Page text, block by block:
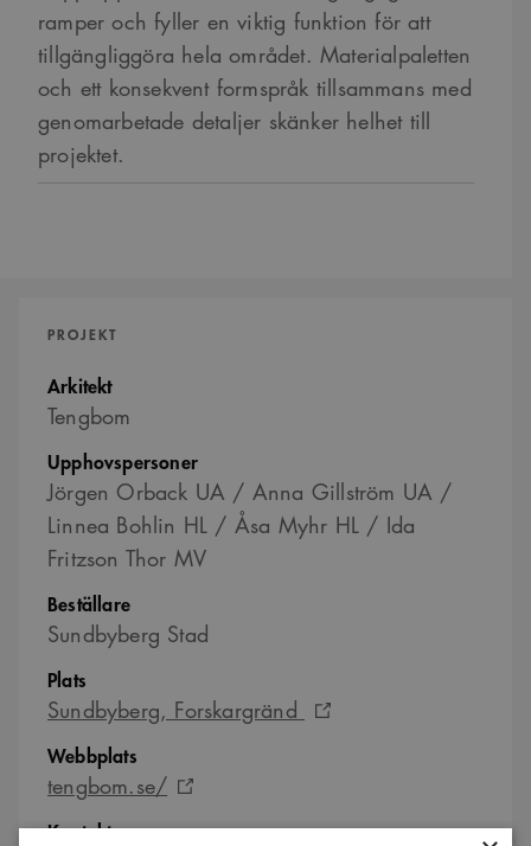
ramper och fyller en viktig funktion för att
tillgängliggöra hela området. Materialpaletten
och ett konsekvent formspråk tillsammans med
genomarbetade detaljer skänker helhet till
projektet.
PROJEKT
Arkitekt
Tengbom
Upphovspersoner
Jörgen Orback UA / Anna Gillström UA /
Linnea Bohlin HL / Åsa Myhr HL / Ida
Fritzson Thor MV
Beställare
Sundbyberg Stad
Plats
Sundbyberg, Forskargränd
Webbplats
tengbom.se/
Kontaktperson